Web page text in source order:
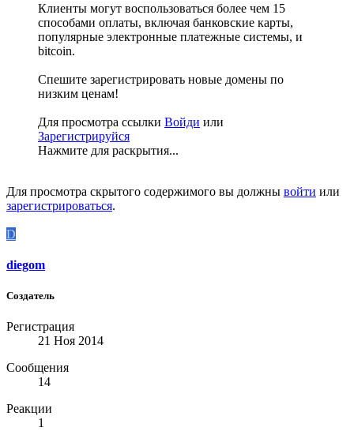
Клиенты могут воспользоваться более чем 15
способами оплаты, включая банковские карты,
популярные электронные платежные системы, и
bitcoin.
Спешите зарегистрировать новые домены по
низким ценам!
Для просмотра ссылки Войди или
Зарегистрируйся
Нажмите для раскрытия...
Для просмотра скрытого содержимого вы должны войти или
зарегистрироваться.
D
diegom
Создатель
Регистрация
21 Ноя 2014
Сообщения
14
Реакции
1